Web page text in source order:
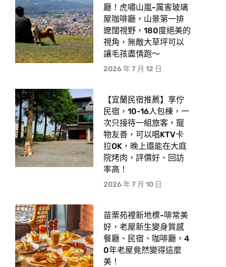
廳！虎嘯山嵐-厲害玻璃
屋咖啡廳，山景第一排
遼闊視野，180度絕美的
視角，無敵大草坪可以
讓毛孩盡情跑〜
2026 年 7 月 12 日
【宜蘭民宿推薦】享佇
民宿，10-16人包棟，一
次只接待一組旅客，寵
物友善，可以唱KTV卡
拉OK，晚上還能在大庭
院烤肉，評價好、回訪
率高！
2026 年 7 月 10 日
苗栗苑裡新地標-啡常美
好，老屋新生變身質感
餐廳、民宿、咖啡廳，4
0年老屋竟然變得這麼
美！